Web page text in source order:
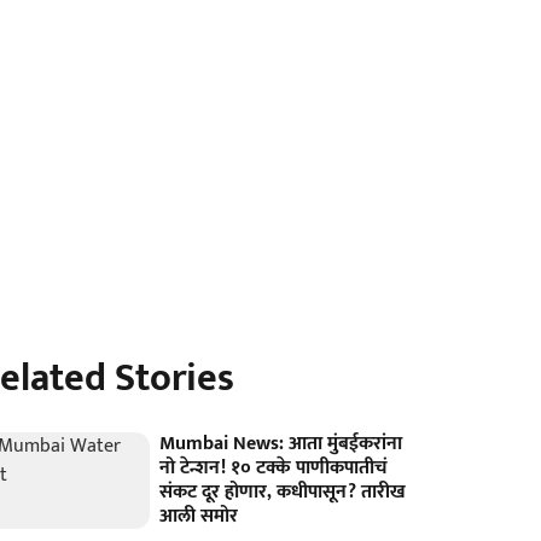
Stories
Mumbai News: आता मुंबईकरांना
नो टेन्शन! १० टक्के पाणीकपातीचं
संकट दूर होणार, कधीपासून? तारीख
आली समोर